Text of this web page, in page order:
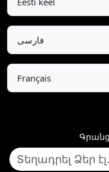
فارسی
Français